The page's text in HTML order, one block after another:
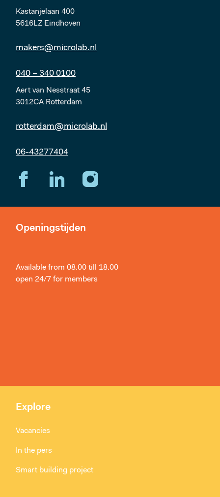
Kastanjelaan 400
5616LZ Eindhoven
makers@microlab.nl
040 – 340 0100
Aert van Nesstraat 45
3012CA Rotterdam
rotterdam@microlab.nl
06-43277404
Openingstijden
Available from 08.00 till 18.00
open 24/7 for members
Explore
Vacancies
In the pers
Smart building project